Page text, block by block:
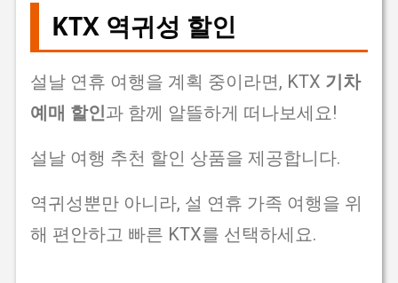
KTX 역귀성 할인
설날 연휴 여행을 계획 중이라면, KTX 기차
예매 할인과 함께 알뜰하게 떠나보세요!
설날 여행 추천 할인 상품을 제공합니다.
역귀성뿐만 아니라, 설 연휴 가족 여행을 위
해 편안하고 빠른 KTX를 선택하세요.